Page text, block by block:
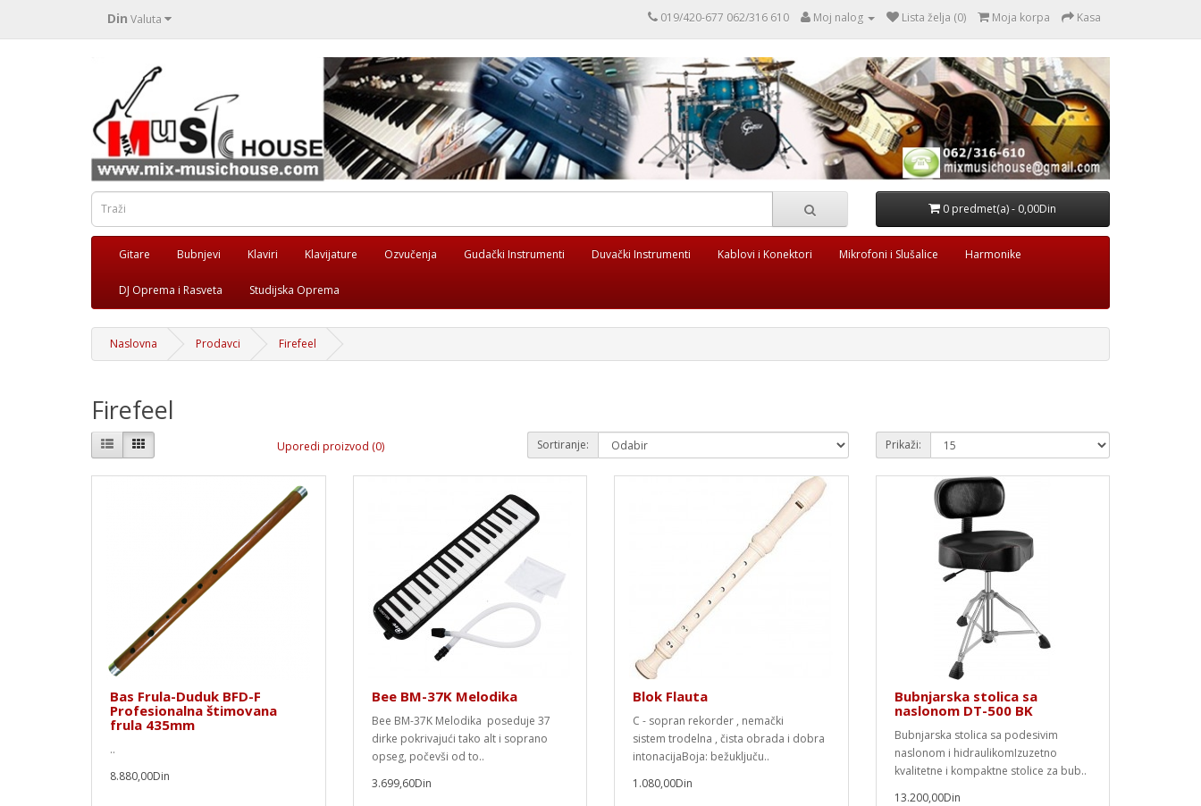
Din Valuta 019/420-677 062/316 610 Moj nalog Lista želja (0) Moja korpa Kasa
0 predmet(a) - 0,00Din
Gitare Bubnjevi Klaviri Klavijature Ozvučenja Gudački Instrumenti Duvački Instrumenti Kablovi i Konektori Mikrofoni i Slušalice Harmonike
DJ Oprema i Rasveta Studijska Oprema
Naslovna Prodavci Firefeel
Firefeel
Uporedi proizvod (0) Sortiranje: Prikaži:
Bas Frula-Duduk BFD-F
Profesionalna štimovana
frula 435mm
..
8.880,00Din
Bee BM-37K Melodika
Bee BM-37K Melodika poseduje 37
dirke pokrivajući tako alt i soprano
opseg, počevši od to..
3.699,60Din
Blok Flauta
C - sopran rekorder , nemački
sistem trodelna , čista obrada i dobra
intonacijaBoja: bežuključu..
1.080,00Din
Bubnjarska stolica sa
naslonom DT-500 BK
Bubnjarska stolica sa podesivim
naslonom i hidraulikomIzuzetno
kvalitetne i kompaktne stolice za bub..
13.200,00Din